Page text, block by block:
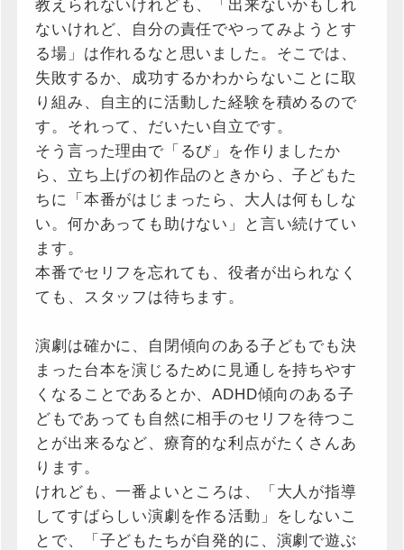
教えられないけれども、「出来ないかもしれ
ないけれど、自分の責任でやってみようとす
る場」は作れるなと思いました。そこでは、
失敗するか、成功するかわからないことに取
り組み、自主的に活動した経験を積めるので
す。それって、だいたい自立です。
そう言った理由で「るび」を作りましたか
ら、立ち上げの初作品のときから、子どもた
ちに「本番がはじまったら、大人は何もしな
い。何かあっても助けない」と言い続けてい
ます。
本番でセリフを忘れても、役者が出られなく
ても、スタッフは待ちます。
演劇は確かに、自閉傾向のある子どもでも決
まった台本を演じるために見通しを持ちやす
くなることであるとか、ADHD傾向のある子
どもであっても自然に相手のセリフを待つこ
とが出来るなど、療育的な利点がたくさんあ
ります。
けれども、一番よいところは、「大人が指導
してすばらしい演劇を作る活動」をしないこ
とで、「子ども たち が自発的に、演劇で遊ぶ